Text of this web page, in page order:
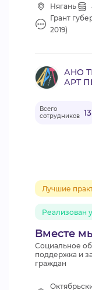
Нягань
Грант
2019)
АНО
АРТ
Всего
сотрудников 13
Вместе
Реализован
Лучшие
Социальное
поддержка и
граждан